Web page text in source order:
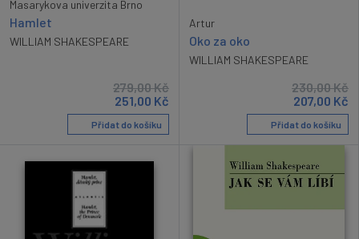
Masarykova univerzita Brno
Hamlet
WILLIAM SHAKESPEARE
279,00Kč
251,00 Kč
Přidat do košíku
Artur
Oko za oko
WILLIAM SHAKESPEARE
230,00Kč
207,00 Kč
Přidat do košíku